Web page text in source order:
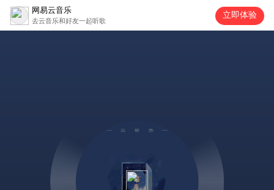
网易云音乐
去云音乐和好友一起听歌
立即体验